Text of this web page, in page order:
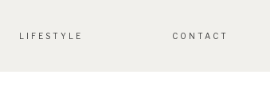
CONTACT
LIFESTYLE